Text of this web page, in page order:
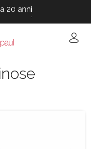
20 anni
20 anni
20 anni
20 anni